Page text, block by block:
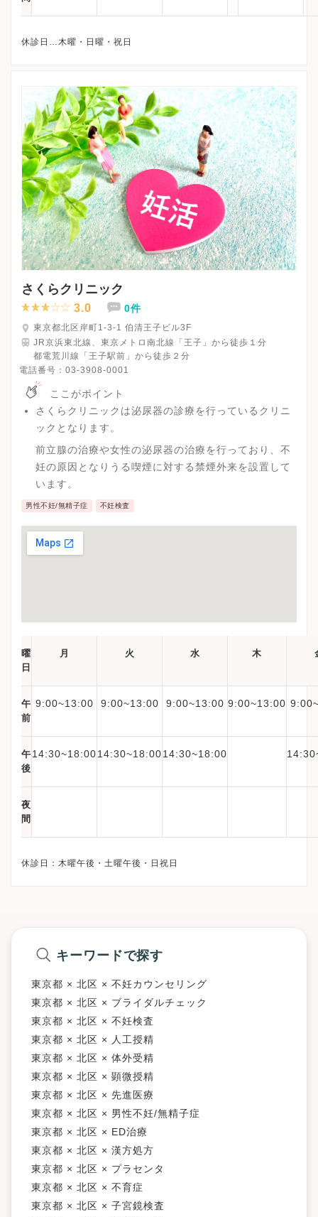
さくらクリニック
3.0 0件
東京都北区岸町1-3-1 伯清王子ビル3F
JR京浜東北線、東京メトロ南北線「王子」から徒歩１分
都電荒川線「王子駅前」から徒歩２分
電話番号： 03-3908-0001
ここがポイント
さくらクリニックは泌尿器の診療を行っているクリニ
ックとなります。
前立腺の治療や女性の泌尿器の治療を行っており、不
妊の原因となりうる喫煙に対する禁煙外来を設置して
います。
男性不妊/無精子症 不妊検査
曜
日
月 火 水 木
午
前
9:00~13:00 9:00~13:00 9:00~13:00 9:00~13:00
午
後
14:30~18:0014:30~18:0014:30~18:00
夜
間
キーワードで探す
東京都 × 北区 × 不妊カウンセリング
東京都 × 北区 × ブライダルチェック
東京都 × 北区 × 不妊検査
東京都 × 北区 × 人工授精
東京都 × 北区 × 体外受精
東京都 × 北区 × 顕微授精
東京都 × 北区 × 先進医療
東京都 × 北区 × 男性不妊/無精子症
東京都 × 北区 × ED治療
東京都 × 北区 × 漢方処方
東京都 × 北区 × プラセンタ
東京都 × 北区 × 不育症
東京都 × 北区 × 子宮鏡検査